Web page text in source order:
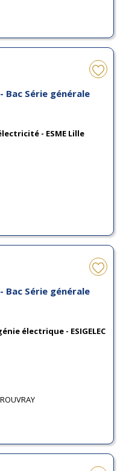
Bac Série générale
- ESME Lille
Bac Série générale
électrique - ESIGELEC